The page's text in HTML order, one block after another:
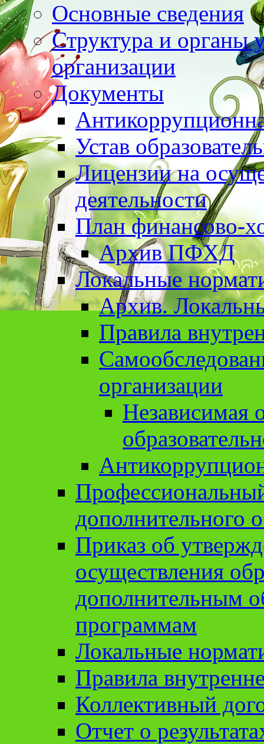
Основные сведения
Структура и органы
организации
Документы
Устав
Лицензии на
деятельности
План финансово-
Архив ПФХД
Локальные
Архив.
Правила
организации
Независимая
дополнительного
Приказ об
осуществления
дополнительным
программам
Локальные
Правила
Коллективный
Отчет о